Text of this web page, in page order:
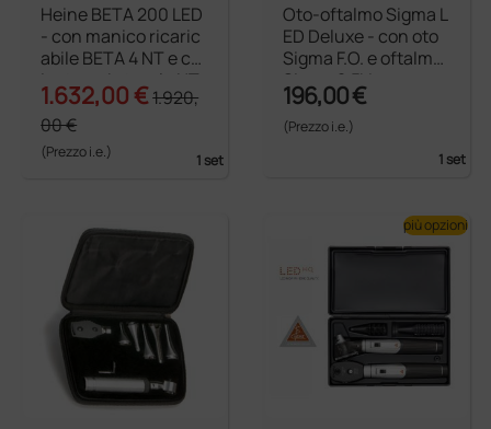
Heine BETA 200 LED
- con manico ricaric
abile BETA 4 NT e car
icatore da tavolo NT
4
1.632,00 €1.920,
00 €
(Prezzo i.e.) 1 set
Oto-oftalmo Sigma L
ED Deluxe - con oto
Sigma F.O. e oftalmo
Sigma 2,5V
196,00 €
(Prezzo i.e.)
1 set
più opzioni